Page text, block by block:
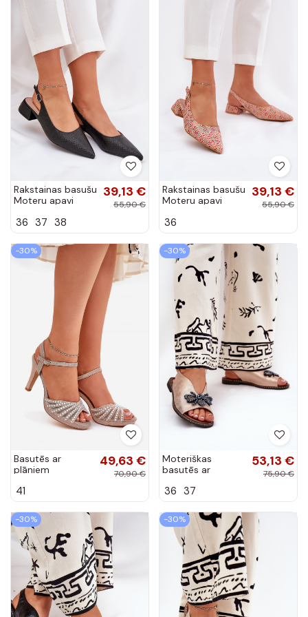
Rakstainas basušu
Moteru apavi
Jorela
39,13 €
55,90 €
36 37 38
Rakstainas basušu
Moteru apavi
Jorela
39,13 €
55,90 €
36
-30%
Basutēs ar
plāniem
dekorāciju un
MR1038-33
49,63 €
70,90 €
41
-30%
Moteriškas
basutēs ar
lygiapadžiai rozā
Russona
53,13 €
75,90 €
36 37
-30% -30%